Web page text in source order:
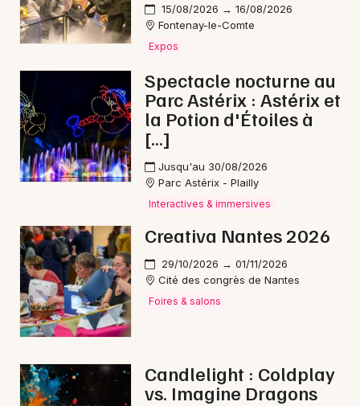
Bourses dans les Pays de la Loire
Newsletter des sorties
Artistes en tournée
Actus au Pouliguen
Magazine au Pouliguen
15/08/2026 → 16/08/2026
Fontenay-le-Comte
Expos
Spectacle nocturne au
Parc Astérix : Astérix et
la Potion d'Étoiles à
[…]
Jusqu'au 30/08/2026
Parc Astérix - Plailly
Interactives & immersives
Creativa Nantes 2026
29/10/2026 → 01/11/2026
Cité des congrès de Nantes
Foires & salons
Candlelight : Coldplay
vs. Imagine Dragons